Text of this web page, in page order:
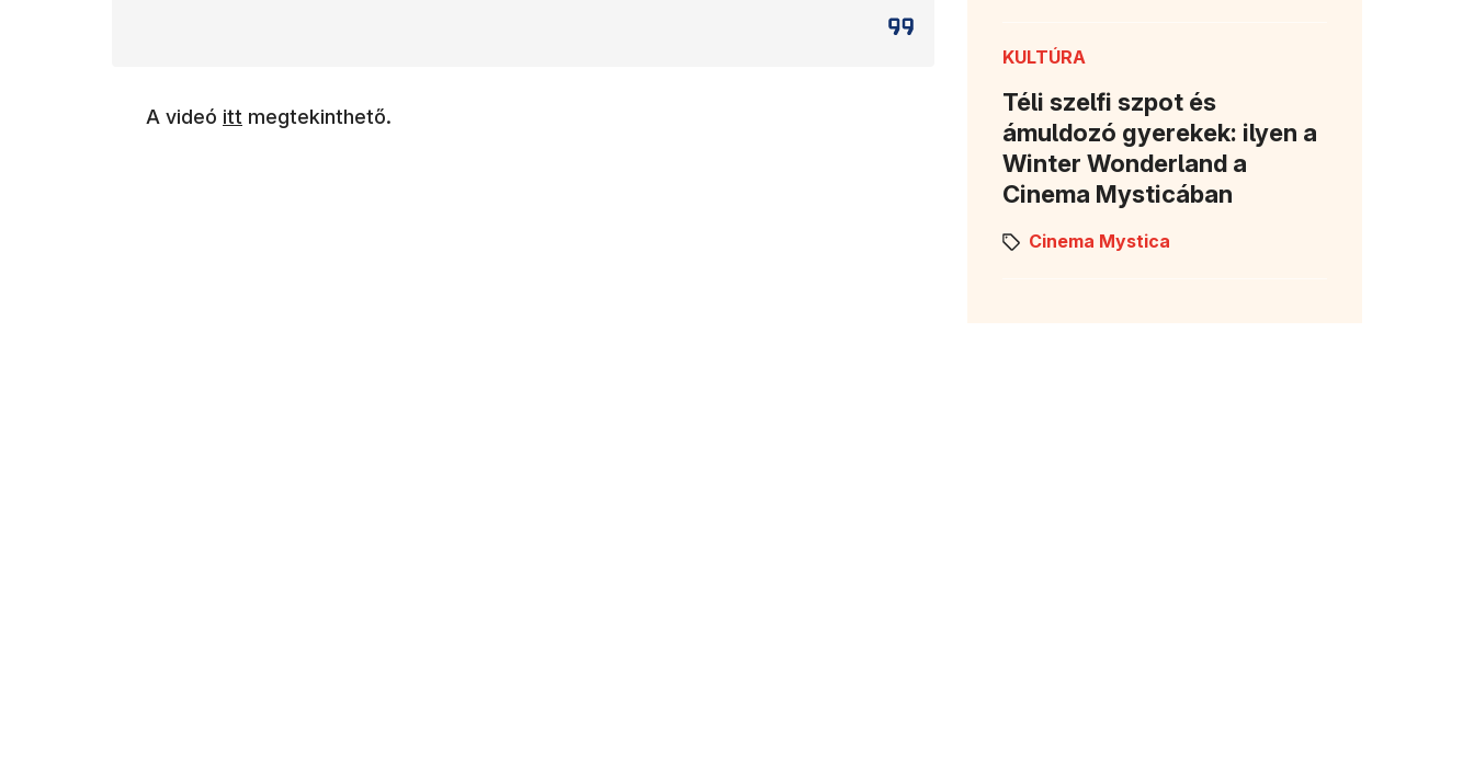
A videó (új ablakban nyílik meg)
itt megtekinthető.
KULTÚRA
Téli szelfi szpot és
ámuldozó gyerekek: ilyen a
Winter Wonderland a
Cinema Mysticában
Cinema Mystica